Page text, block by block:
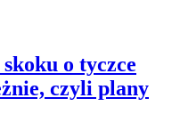
o tyczce
czyli plany